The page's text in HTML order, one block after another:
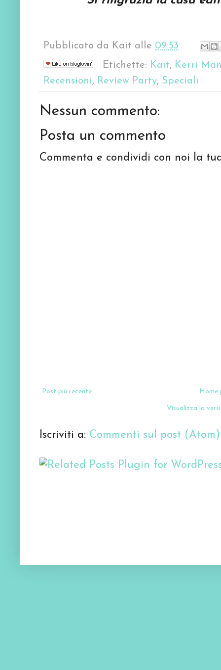
Pubblicato da Kait alle 09:53
Etichette: Kait, Kerri
Recensioni, Review Party, Speciali
Nessun commento:
Posta un commento
Commenta e condividi con noi la
Post più recente Home
Visualizza la
Iscriviti a: Commenti sul post (Atom)